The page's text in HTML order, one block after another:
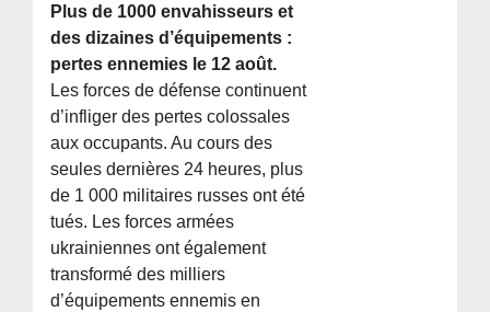
Plus de 1000 envahisseurs et
des dizaines d’équipements :
pertes ennemies le 12 août.
Les forces de défense continuent
d’infliger des pertes colossales
aux occupants. Au cours des
seules dernières 24 heures, plus
de 1 000 militaires russes ont été
tués. Les forces armées
ukrainiennes ont également
transformé des milliers
d’équipements ennemis en